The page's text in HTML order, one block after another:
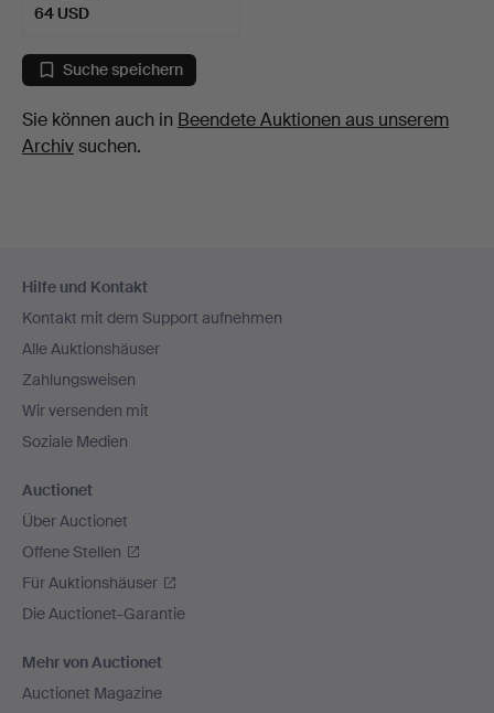
64 USD
Suche speichern
Sie können auch in Beendete Auktionen aus unserem
Archivsuchen.
Navigation
Hilfe und Kontakt
Kontakt mit dem Support aufnehmen
Alle Auktionshäuser
Zahlungsweisen
Wir versenden mit
Soziale Medien
Auctionet
Über Auctionet
Offene Stellen
Für Auktionshäuser
Die Auctionet-Garantie
Mehr von Auctionet
Auctionet Magazine